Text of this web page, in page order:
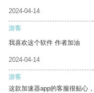
2024-04-14
游客
我喜欢这个软件 作者加油
2024-04-14
游客
这款加速器app的客服很贴心